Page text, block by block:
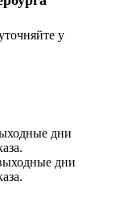
у
дни
дни